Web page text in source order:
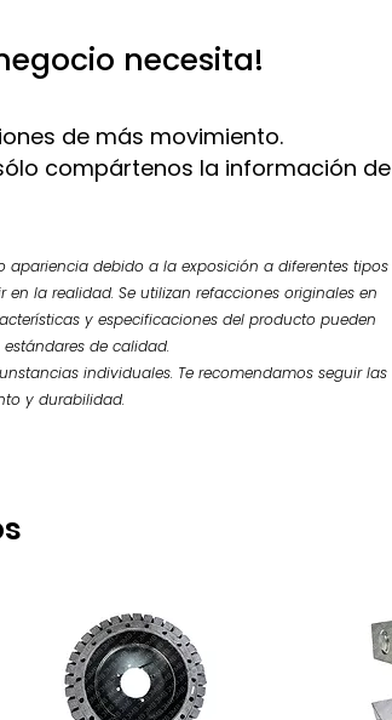
necesita!
de más movimiento.
compártenos la información de
apariencia debido a la exposición a diferentes tipos
la realidad. Se utilizan refacciones originales en
y especificaciones del producto pueden
de calidad.
individuales. Te recomendamos seguir las
y durabilidad.